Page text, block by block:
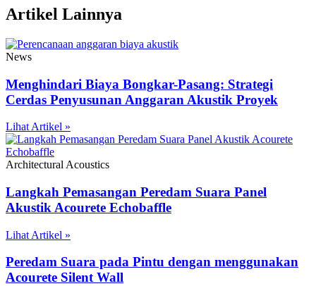
Artikel Lainnya
News
Menghindari Biaya Bongkar-Pasang: Strategi
Cerdas Penyusunan Anggaran Akustik Proyek
Lihat Artikel »
Architectural Acoustics
Langkah Pemasangan Peredam Suara Panel
Akustik Acourete Echobaffle
Lihat Artikel »
Peredam Suara pada Pintu dengan menggunakan
Acourete Silent Wall